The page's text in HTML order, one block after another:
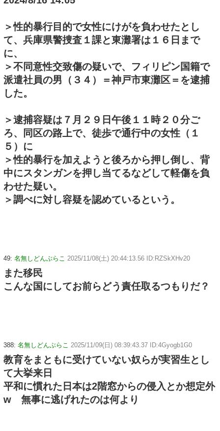
＞性的暴行目的で女性にけがを負わせたとし
て、兵庫県警捜査１課と東灘署は１６日まで
に、
＞不同意性交致傷の疑いで、フィリピン国籍で
派遣社員の男（３４）＝神戸市東灘区＝を逮捕
した。
＞逮捕容疑は７月２９日午後１１時２０分ご
ろ、同区の路上で、徒歩で通行中の女性（１
５）に
＞性的暴行を加えようと後ろから押し倒し、背
中にスタンガンを押し当てるなどして軽傷を負
わせた疑い。
＞調べに対し容疑を認めているという。
49: 名無しどんぶらこ 2025/11/08(土) 20:44:13.56 ID:RZSkXHv20
また移民
こんな国にしてお前らどう責任取るつもりだ？
388: 名無しどんぶらこ 2025/11/09(日) 08:39:43.37 ID:4Gyogb1G0
教育をまともに受けていない奴らが実習生とし
て大挙来日
平和に慣れた日本は2階窓からの侵入とか想定外
w 無事に逃げれたのは何より